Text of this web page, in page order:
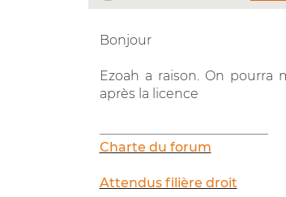
Bonjour
Ezoah a raison. On pourra
après la licence
Charte du forum
Attendus filière droit